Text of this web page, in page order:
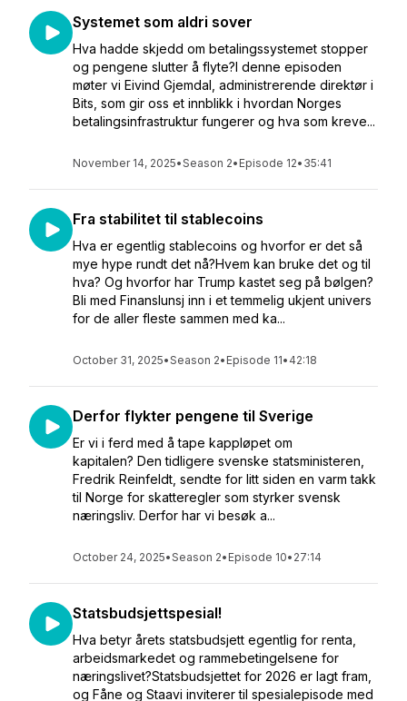
Systemet som aldri sover
Hva hadde skjedd om betalingssystemet stopper
og pengene slutter å flyte?I denne episoden
møter vi Eivind Gjemdal, administrerende direktør i
Bits, som gir oss et innblikk i hvordan Norges
betalingsinfrastruktur fungerer og hva som kreve...
November 14, 2025•Season 2• Episode 12• 35:41
Fra stabilitet til stablecoins
Hva er egentlig stablecoins og hvorfor er det så
mye hype rundt det nå?Hvem kan bruke det og til
hva? Og hvorfor har Trump kastet seg på bølgen?
Bli med Finanslunsj inn i et temmelig ukjent univers
for de aller fleste sammen med ka...
October 31, 2025•Season 2• Episode 11• 42:18
Derfor flykter pengene til Sverige
Er vi i ferd med å tape kappløpet om
kapitalen? Den tidligere svenske statsministeren,
Fredrik Reinfeldt, sendte for litt siden en varm takk
til Norge for skatteregler som styrker svensk
næringsliv. Derfor har vi besøk a...
October 24, 2025•Season 2• Episode 10• 27:14
Statsbudsjettspesial!
Hva betyr årets statsbudsjett egentlig for renta,
arbeidsmarkedet og rammebetingelsene for
næringslivet?Statsbudsjettet for 2026 er lagt fram,
og Fåne og Staavi inviterer til spesialepisode med